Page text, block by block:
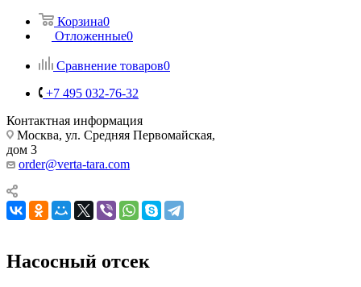
Корзина0
Отложенные0
Сравнение товаров0
+7 495 032-76-32
Контактная информация
Москва, ул. Средняя Первомайская,
дом 3
order@verta-tara.com
Насосный отсек